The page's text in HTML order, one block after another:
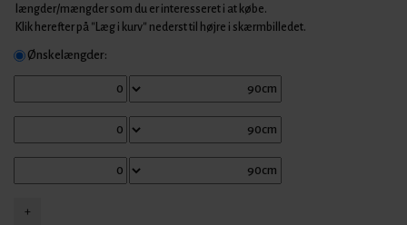
længder/mængder som du er interesseret i at købe.
Klik herefter på "Læg i kurv" nederst til højre i skærmbilledet.
Ønskelængder: